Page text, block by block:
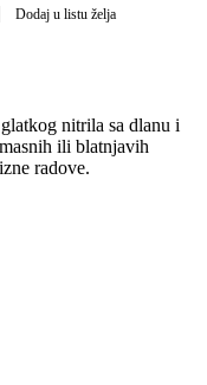
Dodaj u listu želja
nitrila sa dlanu i
ili blatnjavih
radove.